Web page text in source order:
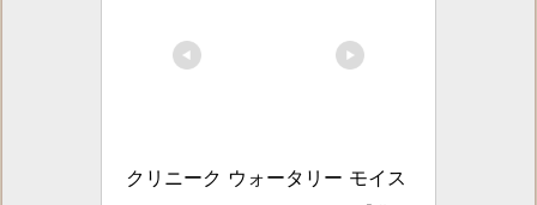
クリニーク ウォータリー モイス